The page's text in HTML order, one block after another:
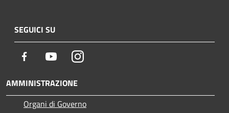
SEGUICI SU
Facebook YoutubeInstagram
AMMINISTRAZIONE
Organi di Governo